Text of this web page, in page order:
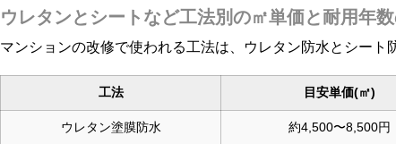
ウレタンとシートなど工法別の㎡単価と耐用年
マンションの改修で使われる工法は、ウレタン防水とシー
工法 目安単価(㎡)
ウレタン塗膜防水 約4,500〜8,500円